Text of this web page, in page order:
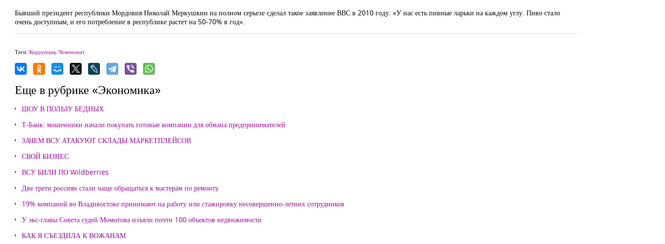
Бывший президент республики Мордовия Николай Меркушкин на полном серьезе сделал такое заявление ВВС в 2010 году: «У нас есть пивные ларьки на каждом углу. Пиво стало
очень доступным, и его потребление в республике растет на 50-70% в год».
Теги: Коррупция, Чемпионат
Еще в рубрике «Экономика»
ШОУ В ПОЛЬЗУ БЕДНЫХ
Т-Банк: мошенники начали покупать готовые компании для обмана предпринимателей
ЗАЧЕМ ВСУ АТАКУЮТ СКЛАДЫ МАРКЕТПЛЕЙСОВ
СВОЙ БИЗНЕС
ВСУ БИЛИ ПО Wildberries
Две трети россиян стали чаще обращаться к мастерам по ремонту
19% компаний во Владивостоке принимают на работу или стажировку несовершенно-летних сотрудников
У экс-главы Совета судей Момотова изъяли почти 100 объектов недвижимости
КАК Я СЪЕЗДИЛА К ВОЖАНАМ